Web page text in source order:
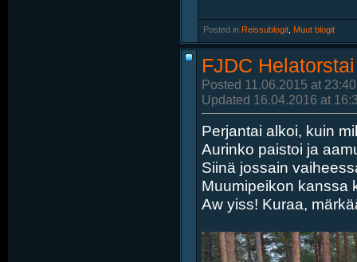
Posted in Reissublogit Muut blogit
FJDC
Posted 11.06.2015 at
Updated 16.04.2016 at
Perjantai alkoi, kuin
Aurinko paistoi ja
Siinä jossain
Muumipeikon kanssa
Aw yiss! Kuraa,